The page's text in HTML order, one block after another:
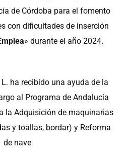
de Córdoba para el fomento
con dificultades de inserción
» durante el año 2024.
ha recibido una ayuda de la
al Programa de Andalucía
la Adquisición de maquinarias
y toallas, bordar) y Reforma
de nave